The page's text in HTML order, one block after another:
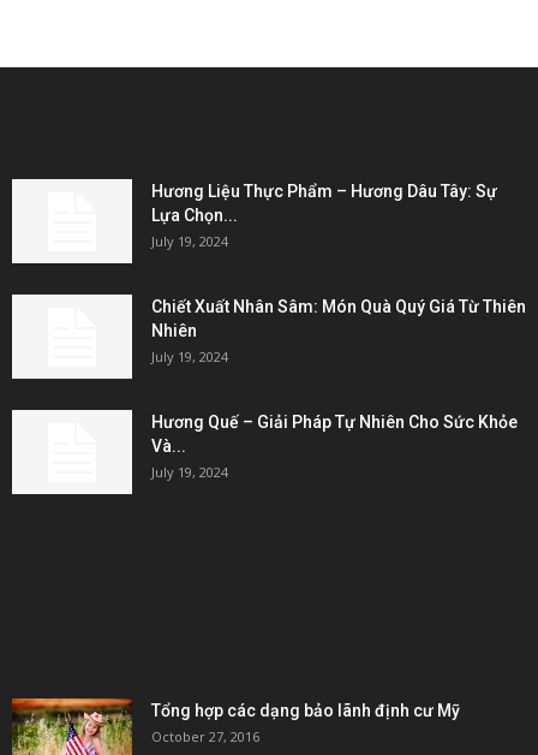
Hương Liệu Thực Phẩm – Hương Dâu Tây: Sự
Lựa Chọn...
July 19, 2024
Chiết Xuất Nhân Sâm: Món Quà Quý Giá Từ Thiên
Nhiên
July 19, 2024
Hương Quế – Giải Pháp Tự Nhiên Cho Sức Khỏe
Và...
July 19, 2024
Tổng hợp các dạng bảo lãnh định cư Mỹ
October 27, 2016